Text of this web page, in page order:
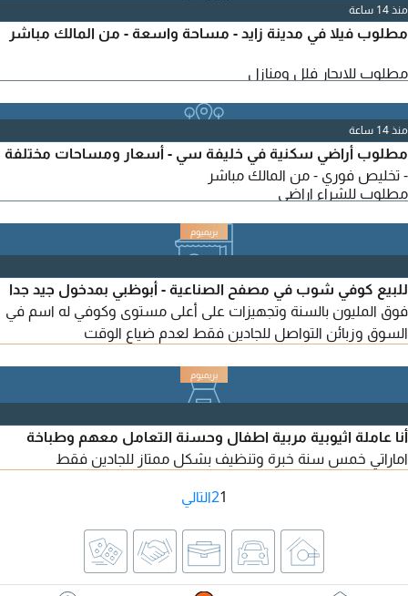
منذ 14 ساعة
مطلوب فيلا في مدينة زايد - مساحة واسعة - من المالك مباشر
مطلوب للايجار فلل ومنازل
منذ 14 ساعة
مطلوب أراضي سكنية في خليفة سي - أسعار ومساحات مختلفة
- تخليص فوري - من المالك مباشر
مطلوب للشراء اراضي
للبيع كوفي شوب في مصفح الصناعية - أبوظبي بمدخول جيد جدا
فوق المليون بالسنة وتجهيزات على أعلى مستوى وكوفي له اسم في
السوق وزبائن التواصل للجادين فقط لعدم ضياع الوقت
أنا عاملة اثيوبية مربية اطفال وحسنة التعامل معهم وطباخة
اماراتي خمس سنة خبرة وتنظيف بشكل ممتاز للجادين فقط
1
2التالي